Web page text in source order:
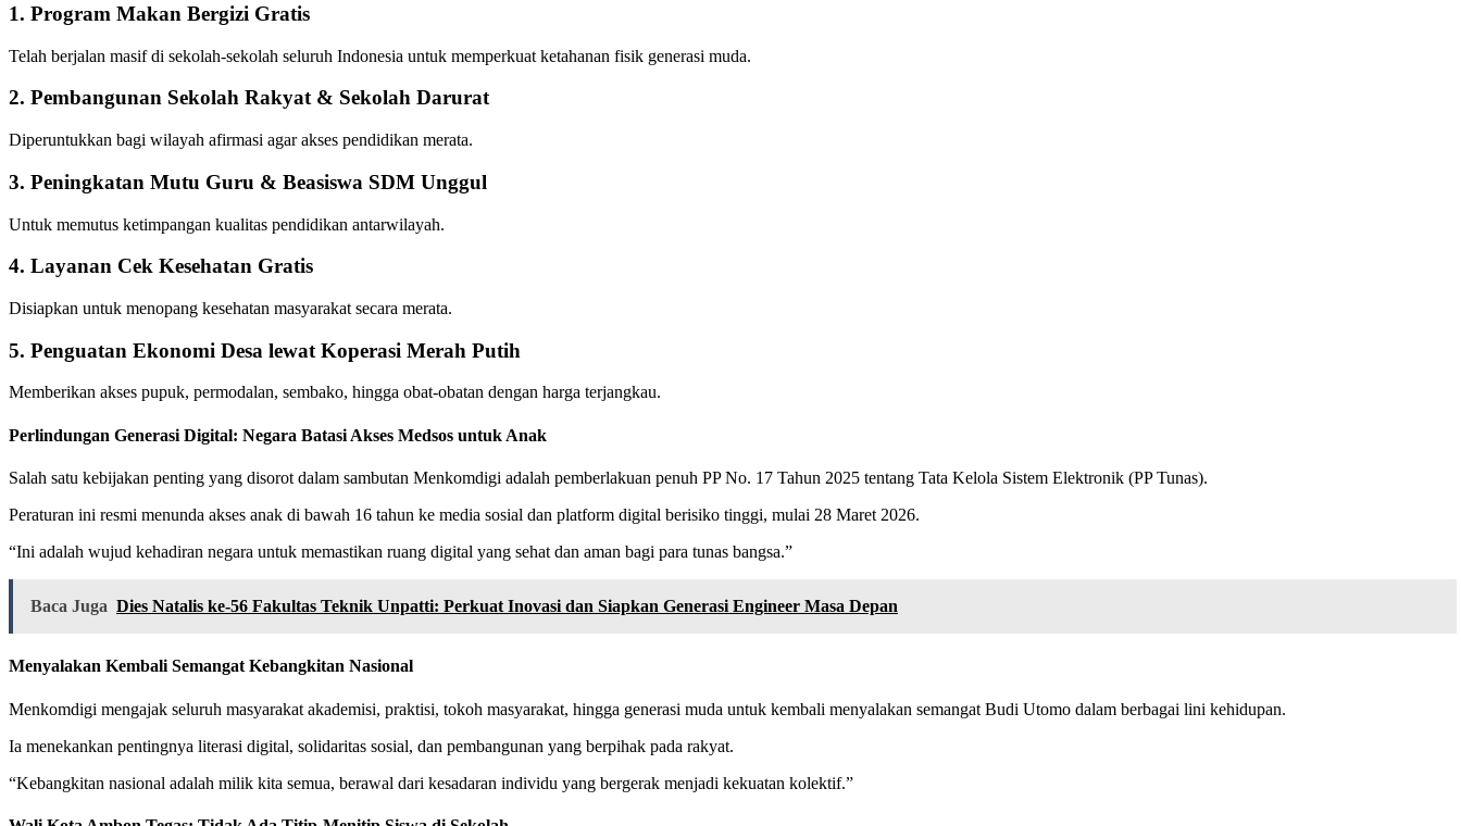
1. Program Makan Bergizi Gratis
Telah berjalan masif di sekolah-sekolah seluruh Indonesia untuk memperkuat ketahanan fisik generasi muda.
2. Pembangunan Sekolah Rakyat & Sekolah Darurat
Diperuntukkan bagi wilayah afirmasi agar akses pendidikan merata.
3. Peningkatan Mutu Guru & Beasiswa SDM Unggul
Untuk memutus ketimpangan kualitas pendidikan antarwilayah.
4. Layanan Cek Kesehatan Gratis
Disiapkan untuk menopang kesehatan masyarakat secara merata.
5. Penguatan Ekonomi Desa lewat Koperasi Merah Putih
Memberikan akses pupuk, permodalan, sembako, hingga obat-obatan dengan harga terjangkau.
Perlindungan Generasi Digital: Negara Batasi Akses Medsos untuk Anak
Salah satu kebijakan penting yang disorot dalam sambutan Menkomdigi adalah pemberlakuan penuh PP No. 17 Tahun 2025 tentang Tata Kelola Sistem Elektronik (PP Tunas).
Peraturan ini resmi menunda akses anak di bawah 16 tahun ke media sosial dan platform digital berisiko tinggi, mulai 28 Maret 2026.
“Ini adalah wujud kehadiran negara untuk memastikan ruang digital yang sehat dan aman bagi para tunas bangsa.”
Baca Juga Dies Natalis ke-56 Fakultas Teknik Unpatti: Perkuat Inovasi dan Siapkan Generasi Engineer Masa Depan
Menyalakan Kembali Semangat Kebangkitan Nasional
Menkomdigi mengajak seluruh masyarakat akademisi, praktisi, tokoh masyarakat, hingga generasi muda untuk kembali menyalakan semangat Budi Utomo dalam berbagai lini kehidupan.
Ia menekankan pentingnya literasi digital, solidaritas sosial, dan pembangunan yang berpihak pada rakyat.
“Kebangkitan nasional adalah milik kita semua, berawal dari kesadaran individu yang bergerak menjadi kekuatan kolektif.”